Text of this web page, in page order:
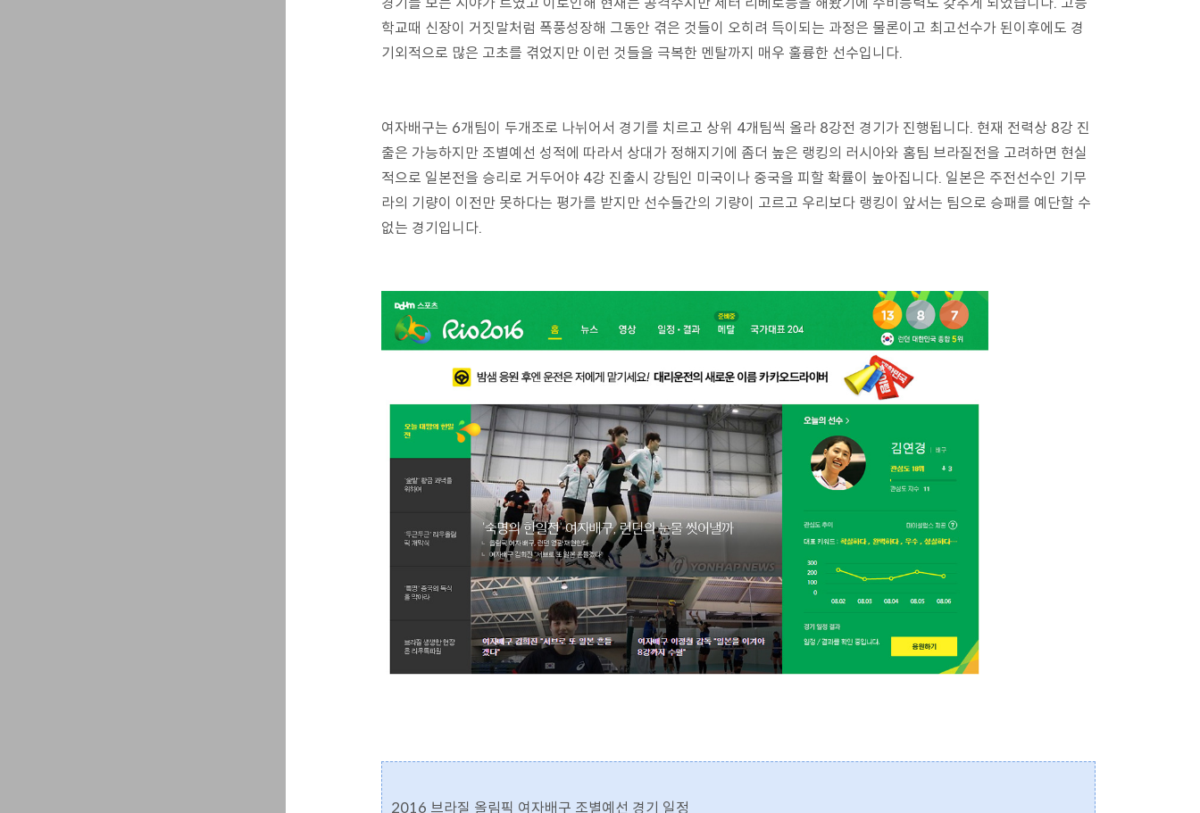
학교때 신장이 거짓말처럼 폭풍성장해 그동안 겪은 것들이 오히려 득이되는 과정은 물론이고 최고선수가 된이후에도 경
기외적으로 많은 고초를 겪었지만 이런 것들을 극복한 멘탈까지 매우 훌륭한 선수입니다.
여자배구는 6개팀이 두개조로 나뉘어서 경기를 치르고 상위 4개팀씩 올라 8강전 경기가 진행됩니다. 현재 전력상 8강 진
출은 가능하지만 조별예선 성적에 따라서 상대가 정해지기에 좀더 높은 랭킹의 러시아와 홈팀 브라질전을 고려하면 현실
적으로 일본전을 승리로 거두어야 4강 진출시 강팀인 미국이나 중국을 피할 확률이 높아집니다. 일본은 주전선수인 기무
라의 기량이 이전만 못하다는 평가를 받지만 선수들간의 기량이 고르고 우리보다 랭킹이 앞서는 팀으로 승패를 예단할 수
없는 경기입니다.
2016 브라질 올림픽 여자배구 조별예선 경기 일정